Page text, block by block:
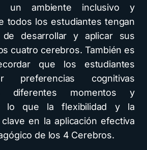
un ambiente inclusivo y
todos los estudiantes tengan
de desarrollar y aplicar sus
cuatro cerebros. También es
que los estudiantes
preferencias cognitivas
diferentes momentos y
lo que la flexibilidad y la
en la aplicación efectiva
de los 4 Cerebros.